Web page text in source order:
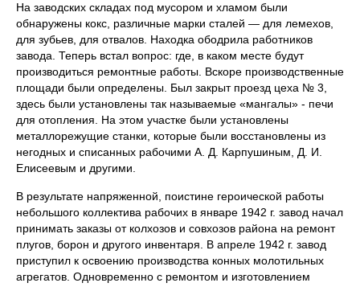
На заводских складах под мусором и хламом были
обнаружены кокс, различные марки сталей — для лемехов,
для зубьев, для отвалов. Находка ободрила работников
завода. Теперь встал вопрос: где, в каком месте будут
производиться ремонтные работы. Вскоре производственные
площади были определены. Был закрыт проезд цеха № 3,
здесь были установлены так называемые «мангалы» - печи
для отопления. На этом участке были установлены
металлорежущие станки, которые были восстановлены из
негодных и списанных рабочими А. Д. Карпушиным, Д. И.
Елисеевым и другими.
В результате напряженной, поистине героической работы
небольшого коллектива рабочих в январе 1942 г. завод начал
принимать заказы от колхозов и совхозов района на ремонт
плугов, борон и другого инвентаря. В апреле 1942 г. завод
приступил к освоению производства конных молотильных
агрегатов. Одновременно с ремонтом и изготовлением